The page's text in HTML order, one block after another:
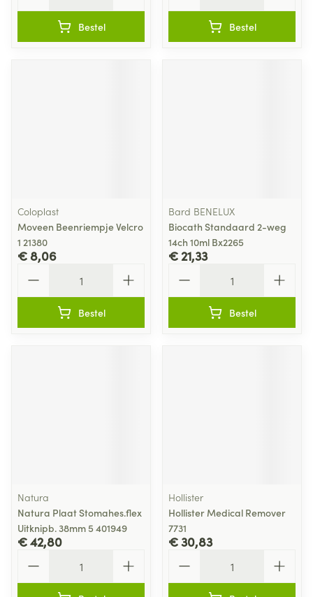
Bestel Bestel
Coloplast
Moveen Beenriempje Velcro
1 21380
€ 8,06
Bestel
Bard BENELUX
Biocath Standaard 2-weg
14ch 10ml Bx2265
€ 21,33
Bestel
Natura
Natura Plaat Stomahes.flex
Uitknipb. 38mm 5 401949
€ 42,80
Hollister
Hollister Medical Remover
7731
€ 30,83